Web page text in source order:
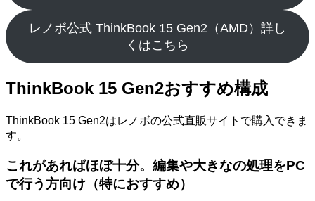
レノボ公式 ThinkBook 15 Gen2（AMD）詳し
くはこちら
ThinkBook 15 Gen2おすすめ構成
ThinkBook 15 Gen2はレノボの公式直販サイトで購入できま
す。
これがあればほぼ十分。編集や大きなの処理をPC
で行う方向け（特におすすめ）